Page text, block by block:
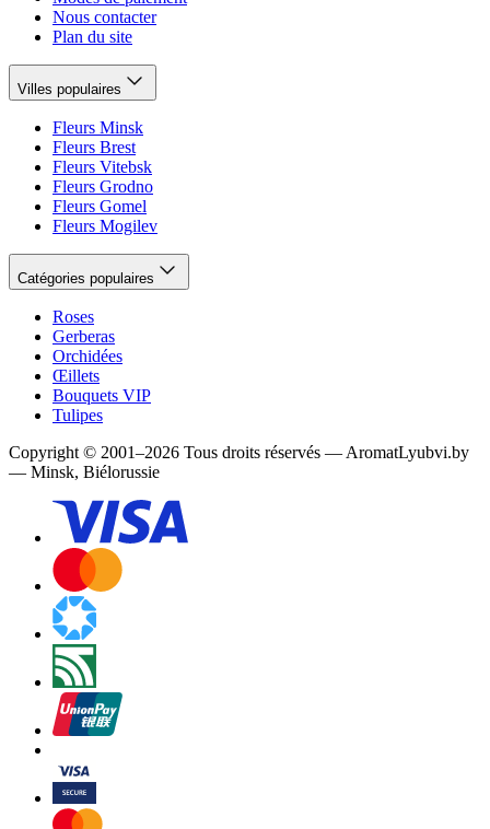
Nous contacter
Plan du site
Villes populaires
Fleurs Minsk
Fleurs Brest
Fleurs Vitebsk
Fleurs Grodno
Fleurs Gomel
Fleurs Mogilev
Catégories populaires
Roses
Gerberas
Orchidées
Œillets
Bouquets VIP
Tulipes
Copyright © 2001–2026 Tous droits réservés — AromatLyubvi.by
— Minsk, Biélorussie